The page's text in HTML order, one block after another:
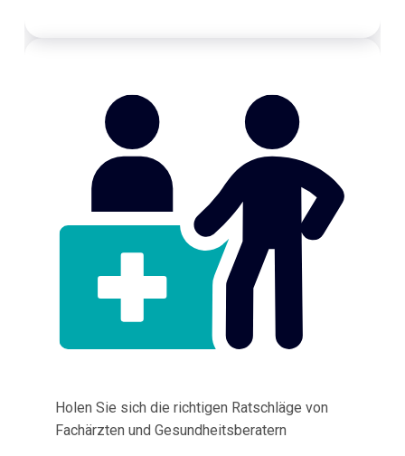
Holen Sie sich die richtigen Ratschläge von
Fachärzten und Gesundheitsberatern